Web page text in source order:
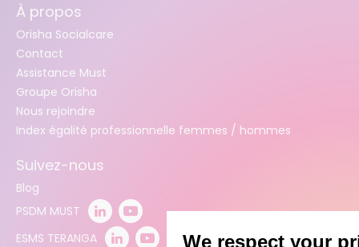
À propos
Orisha Socialcare
Contact
Assistance Must
Groupe Orisha
Nous rejoindre
Index égalité professionnelle femmes / hommes
Suivez-nous
Blog
PSDM MUST
ESMS TERANGA